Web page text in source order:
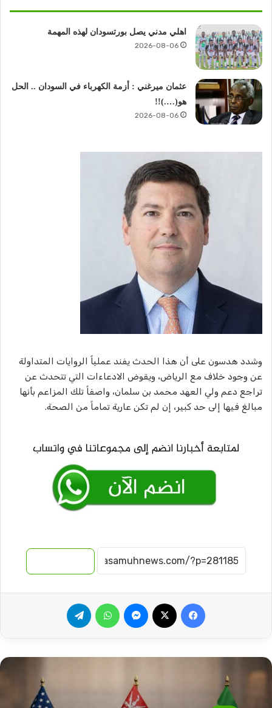
اهلي مدني يصل بورتسودان لهذه المهمة
2026-08-06
عثمان ميرغني : أزمة الكهرباء في السودان .. الحل
هو(….)!!
2026-08-06
وشدد هدسون على أن هذا الحدث يفند عملياً الروايات المتداولة
عن وجود خلاف مع الرياض، ويقوض الادعاءات التي تتحدث عن
تراجع دعم ولي العهد محمد بن سلمان، واصفاً تلك المزاعم بأنها
مبالغ فيها إلى حد كبير، إن لم تكن عارية تماماً من الصحة.
فيسبوك ماسنجر واتساب